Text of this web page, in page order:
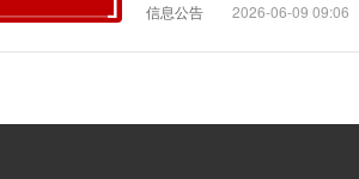
信息公告 2026-06-09 09:06